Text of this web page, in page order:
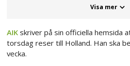
Visa mer
AIK skriver på sin officiella hemsida
torsdag reser till Holland. Han ska
vecka.